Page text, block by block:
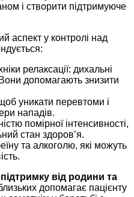
і створити підтримуюче
аспект у контролі над
релаксації: дихальні
допомагають знизити
уникати перевтоми і
нападів.
помірної інтенсивності,
стан здоров’я.
та алкоголю, які можуть
від родини та
допомагає пацієнту